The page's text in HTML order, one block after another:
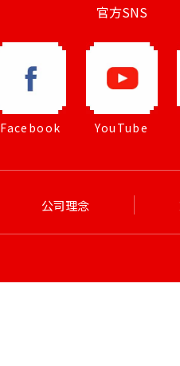
官方SNS
Facebook YouTube
公司理念